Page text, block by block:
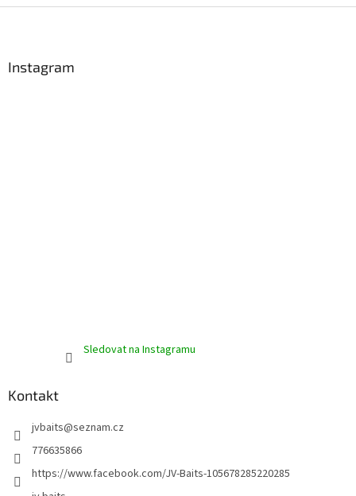
Instagram
Sledovat na Instagramu
Kontakt
jvbaits@seznam.cz
776635866
https://www.facebook.com/JV-Baits-105678285220285